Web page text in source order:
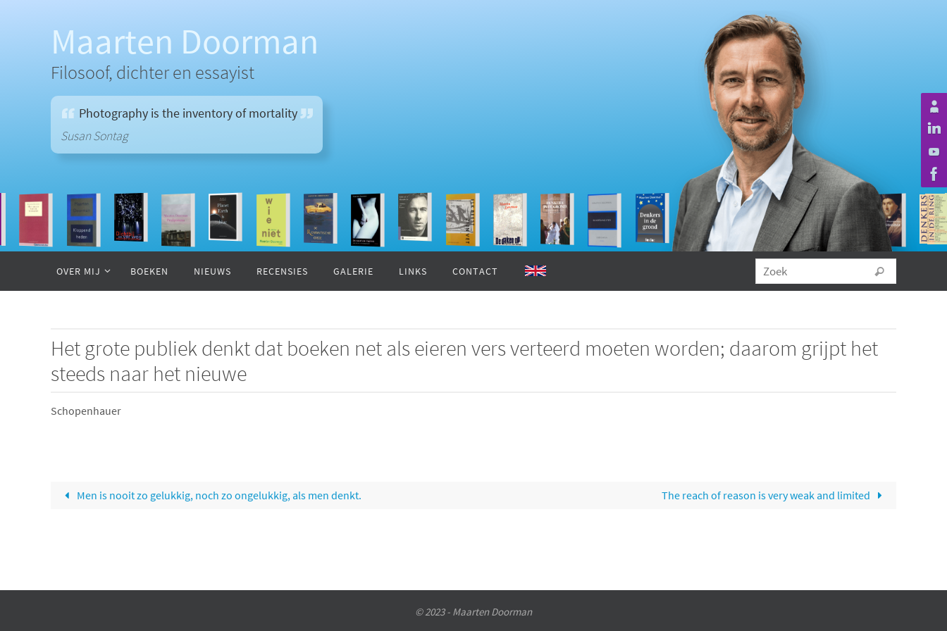
Maarten Doorman
Filosoof, dichter en essayist
Photography is the inventory of mortality
Susan Sontag
inhoud
OVER MIJ BOEKEN NIEUWS RECENSIES GALERIE LINKS CONTACT Zoek
Het grote publiek denkt dat boeken net als eieren vers verteerd moeten worden; daarom grijpt het
steeds naar het nieuwe
Schopenhauer
Men is nooit zo gelukkig, noch zo ongelukkig, als men denkt. The reach of reason is very weak and limited
© 2023 - Maarten Doorman